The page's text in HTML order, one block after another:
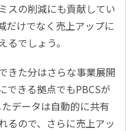
スの削減にも貢献してい
だけでなく売上アップに
でしょう。
きた分はさらな事業展開
できる拠点でもPBCSが
データは自動的に共有
るので、さらに売上アッ